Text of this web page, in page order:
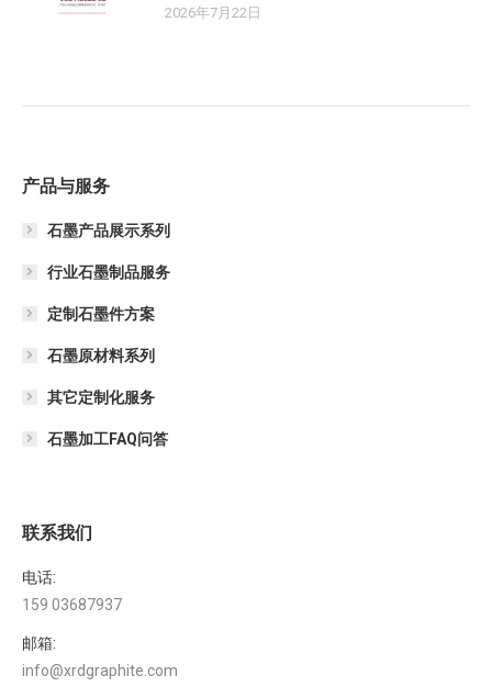
2026年7月22日
产品与服务
石墨产品展示系列
行业石墨制品服务
定制石墨件方案
石墨原材料系列
其它定制化服务
石墨加工FAQ问答
联系我们
电话:
159 03687937
邮箱:
info@xrdgraphite.com